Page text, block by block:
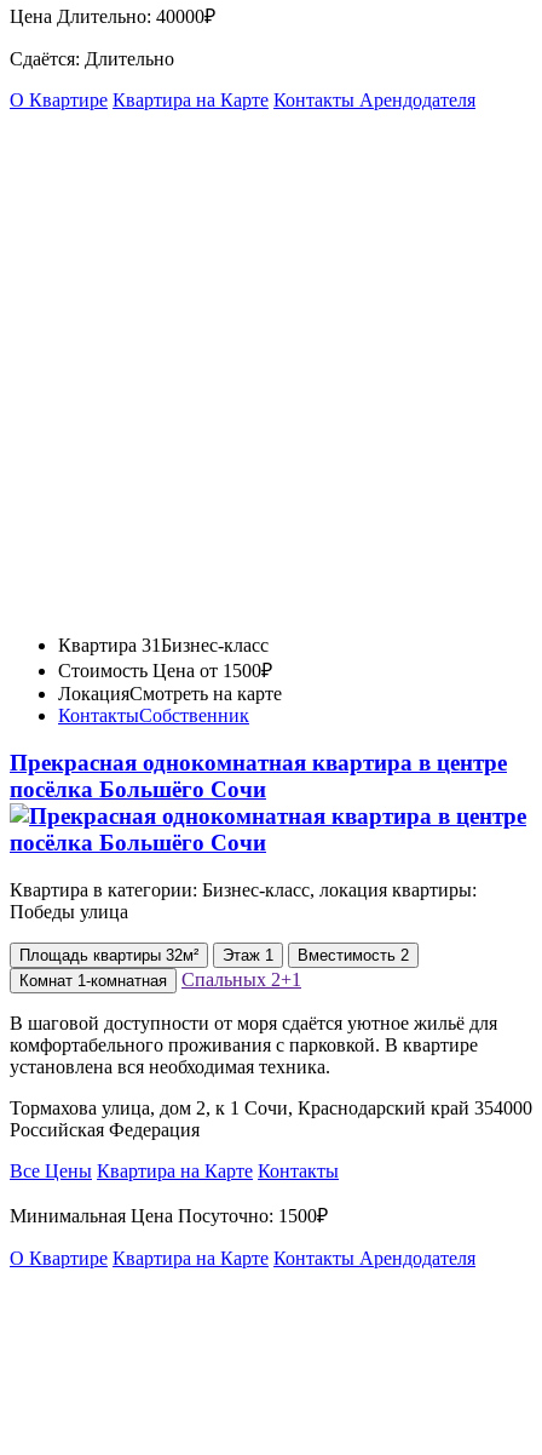
Цена Длительно: 40000₽
Сдаётся: Длительно
О Квартире Квартира на Карте Контакты Арендодателя
Квартира 31Бизнес-класс
Стоимость Цена от 1500₽
ЛокацияСмотреть на карте
КонтактыСобственник
Прекрасная однокомнатная квартира в центре
посёлка Большёго Сочи
Квартира в категории: Бизнес-класс, локация квартиры:
Победы улица
Площадь квартиры 32м² Этаж 1 Вместимость 2
Комнат 1-комнатная Спальных 2+1
В шаговой доступности от моря сдаётся уютное жильё для
комфортабельного проживания с парковкой. В квартире
установлена вся необходимая техника.
Тормахова улица, дом 2, к 1 Сочи, Краснодарский край 354000
Российская Федерация
Все Цены Квартира на Карте Контакты
Минимальная Цена Посуточно: 1500₽
О Квартире Квартира на Карте Контакты Арендодателя